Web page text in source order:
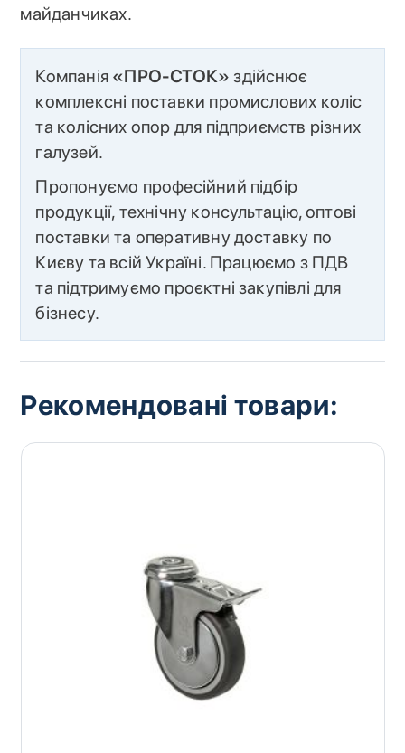
майданчиках.
Компанія «ПРО-СТОК» здійснює
комплексні поставки промислових коліс
та колісних опор для підприємств різних
галузей.
Пропонуємо професійний підбір
продукції, технічну консультацію, оптові
поставки та оперативну доставку по
Києву та всій Україні. Працюємо з ПДВ
та підтримуємо проєктні закупівлі для
бізнесу.
Рекомендовані товари: